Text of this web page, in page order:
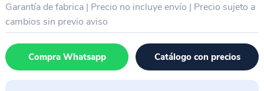
iBoot
iPhone
&
Android
WEMON
S115
Garantía de fabrica | Precio no incluye envío | Precio sujeto a
cambios sin previo aviso
Compra Whatsapp Catálogo con precios